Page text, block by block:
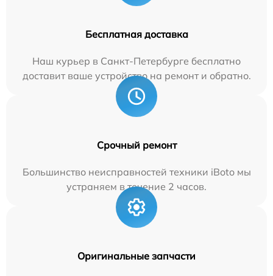
Бесплатная доставка
Наш курьер в Санкт-Петербурге бесплатно
доставит ваше устройство на ремонт и обратно.
Срочный ремонт
Большинство неисправностей техники iBoto мы
устраняем в течение 2 часов.
Оригинальные запчасти